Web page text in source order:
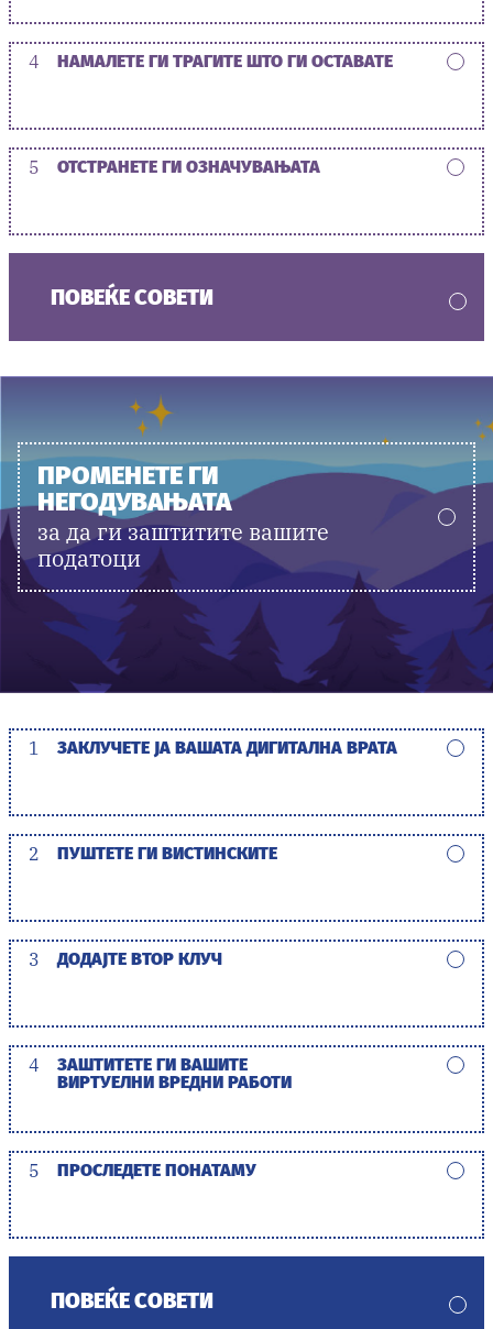
4 НАМАЛЕТЕ ГИ ТРАГИТЕ ШТО ГИ ОСТАВАТЕ
5 ОТСТРАНЕТЕ ГИ ОЗНАЧУВАЊАТА
ПОВЕЌЕ СОВЕТИ
ПРОМЕНЕТЕ ГИ
НЕГОДУВАЊАТА
за да ги заштитите вашите
податоци
1 ЗАКЛУЧЕТЕ ЈА ВАШАТА ДИГИТАЛНА ВРАТА
2 ПУШТЕТЕ ГИ ВИСТИНСКИТЕ
3 ДОДАЈТЕ ВТОР КЛУЧ
4
ЗАШТИТЕТЕ ГИ ВАШИТЕ
ВИРТУЕЛНИ ВРЕДНИ РАБОТИ
5 ПРОСЛЕДЕТЕ ПОНАТАМУ
ПОВЕЌЕ СОВЕТИ